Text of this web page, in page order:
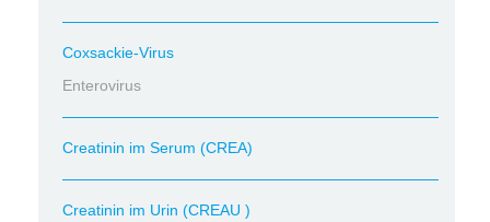
Coxsackie-Virus
Enterovirus
Creatinin im Serum (CREA)
Creatinin im Urin (CREAU )